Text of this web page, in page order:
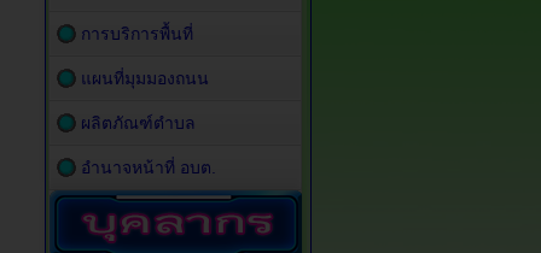
การบริการพื้นที่
แผนที่มุมมองถนน
ผลิตภัณฑ์ตำบล
อำนาจหน้าที่ อบต.